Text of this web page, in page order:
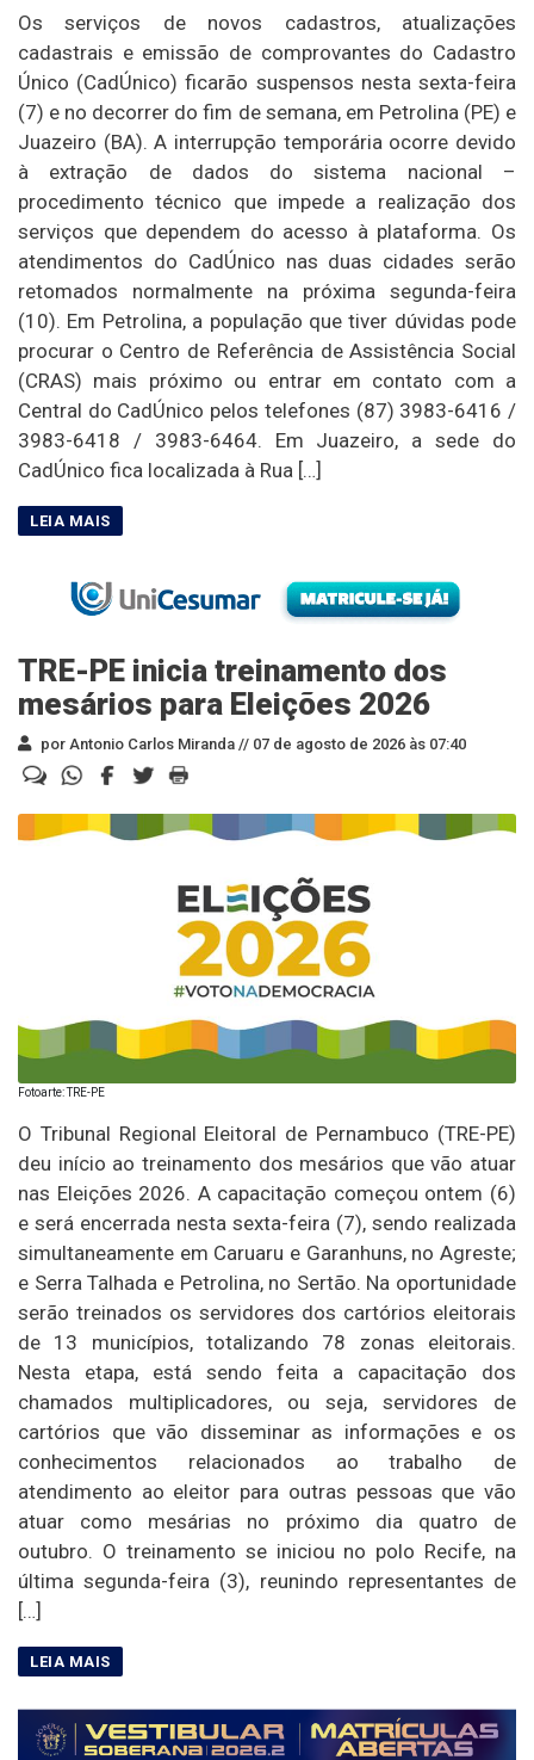
Os serviços de novos cadastros, atualizações
cadastrais e emissão de comprovantes do Cadastro
Único (CadÚnico) ficarão suspensos nesta sexta-feira
(7) e no decorrer do fim de semana, em Petrolina (PE) e
Juazeiro (BA). A interrupção temporária ocorre devido
à extração de dados do sistema nacional –
procedimento técnico que impede a realização dos
serviços que dependem do acesso à plataforma. Os
atendimentos do CadÚnico nas duas cidades serão
retomados normalmente na próxima segunda-feira
(10). Em Petrolina, a população que tiver dúvidas pode
procurar o Centro de Referência de Assistência Social
(CRAS) mais próximo ou entrar em contato com a
Central do CadÚnico pelos telefones (87) 3983-6416 /
3983-6418 / 3983-6464. Em Juazeiro, a sede do
CadÚnico fica localizada à Rua […]
TRE-PE inicia treinamento dos
mesários para Eleições 2026
por Antonio Carlos Miranda // 07 de agosto de 2026 às 07:40
Fotoarte: TRE-PE
O Tribunal Regional Eleitoral de Pernambuco (TRE-PE)
deu início ao treinamento dos mesários que vão atuar
nas Eleições 2026. A capacitação começou ontem (6)
e será encerrada nesta sexta-feira (7), sendo realizada
simultaneamente em Caruaru e Garanhuns, no Agreste;
e Serra Talhada e Petrolina, no Sertão. Na oportunidade
serão treinados os servidores dos cartórios eleitorais
de 13 municípios, totalizando 78 zonas eleitorais.
Nesta etapa, está sendo feita a capacitação dos
chamados multiplicadores, ou seja, servidores de
cartórios que vão disseminar as informações e os
conhecimentos relacionados ao trabalho de
atendimento ao eleitor para outras pessoas que vão
atuar como mesárias no próximo dia quatro de
outubro. O treinamento se iniciou no polo Recife, na
última segunda-feira (3), reunindo representantes de
[…]